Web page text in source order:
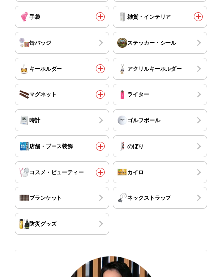
手袋 雑貨・インテリア
缶バッジ ステッカー・シール
キーホルダー アクリルキーホルダー
マグネット ライター
時計 ゴルフボール
店舗・ブース装飾 のぼり
コスメ・ビューティー カイロ
ブランケット ネックストラップ
防災グッズ